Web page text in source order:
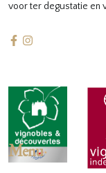
voor ter degustatie en
Menu